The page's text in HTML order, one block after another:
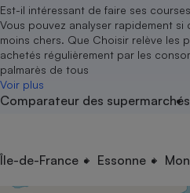
Est-il intéressant de faire ses
Vous pouvez analyser rapidement si
moins chers. Que Choisir relève les
achetés régulièrement par les
palmarès de tous
Voir plus
Comparateur des supermarchés
Île-de-France Essonne
Guides d'achat
Conseils
Brèves
Soumettre un litige
Lettres types
Rencontrer une
Nos grandes victoires
Les billets de la présidente
Nos associations locales
Nous rejoindre
En savoir plus sur Que
Notre méthodologie
Notre financement
Nos partenaires
Nous rejoindre